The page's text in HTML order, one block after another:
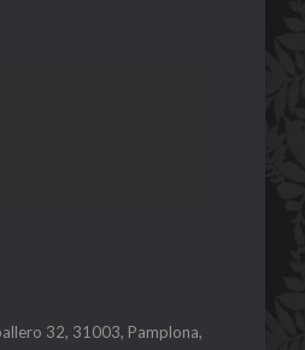
32, 31003, Pamplona,